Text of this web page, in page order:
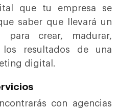
que tu empresa se
saber que llevará un
para crear, madurar,
resultados de una
digital.
con agencias